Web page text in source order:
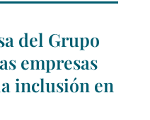
del Grupo
empresas
inclusión en